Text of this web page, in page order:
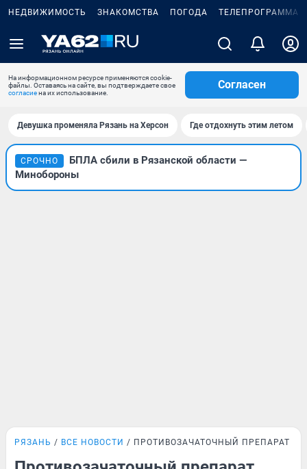
НЕДВИЖИМОСТЬ ЗНАКОМСТВА ПОГОДА ТЕЛЕПРОГРАММА
На информационном ресурсе применяются cookie-
файлы. Оставаясь на сайте, вы подтверждаете свое
согласиена их использование.
Согласен
Девушка променяла Рязань на Херсон Где отдохнуть этим летом
СРОЧНО
БПЛА сбили в Рязанской области —
Минобороны
РЯЗАНЬ ВСЕ НОВОСТИ ПРОТИВОЗАЧАТОЧНЫЙ ПРЕПАРАТ